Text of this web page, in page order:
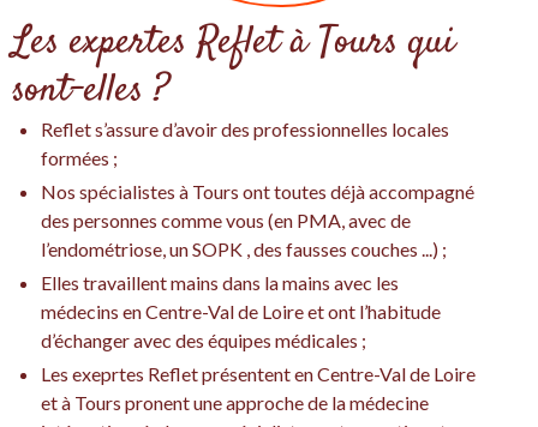
Les expertes Reflet à Tours qui
sont-elles ?
Reflet s’assure d’avoir des professionnelles locales
formées ;
Nos spécialistes à Tours ont toutes déjà accompagné
des personnes comme vous (en PMA, avec de
l’endométriose, un SOPK , des fausses couches ...) ;
Elles travaillent mains dans la mains avec les
médecins en Centre-Val de Loire et ont l’habitude
d’échanger avec des équipes médicales ;
Les exeprtes Reflet présentent en Centre-Val de Loire
et à Tours pronent une approche de la médecine